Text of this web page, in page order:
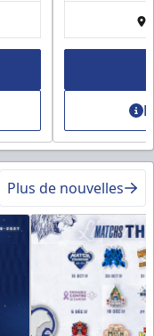
Plus de nouvelles